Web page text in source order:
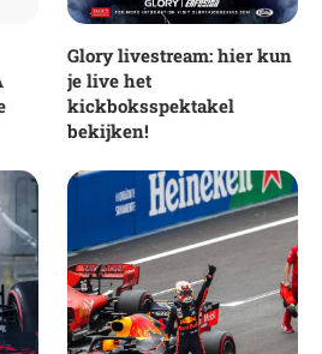
Glory livestream: hier kun
je live het
kickboksspektakel
bekijken!